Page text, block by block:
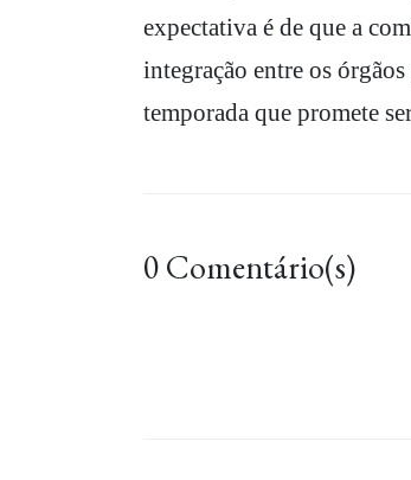
expectativa é de que a
integração entre os
temporada que promete
0 Comentário(s)